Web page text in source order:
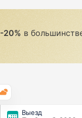
-20%в
Выезд